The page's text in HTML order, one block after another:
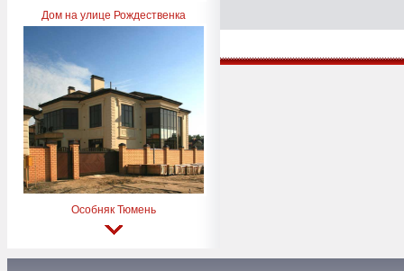
Дом на улице Рождественка
Особняк Тюмень